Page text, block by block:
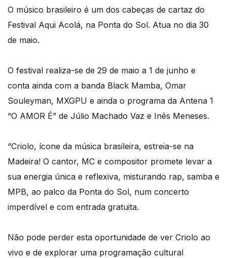
O músico brasileiro é um dos cabeças de cartaz do
Festival Aqui Acolá, na Ponta do Sol. Atua no dia 30
de maio.
O festival realiza-se de 29 de maio a 1 de junho e
conta ainda com a banda Black Mamba, Omar
Souleyman, MXGPU e ainda o programa da Antena 1
“O AMOR É” de Júlio Machado Vaz e Inês Meneses.
“Criolo, ícone da música brasileira, estreia-se na
Madeira! O cantor, MC e compositor promete levar a
sua energia única e reflexiva, misturando rap, samba e
MPB, ao palco da Ponta do Sol, num concerto
imperdível e com entrada gratuita.
Não pode perder esta oportunidade de ver Criolo ao
vivo e de explorar uma programação cultural